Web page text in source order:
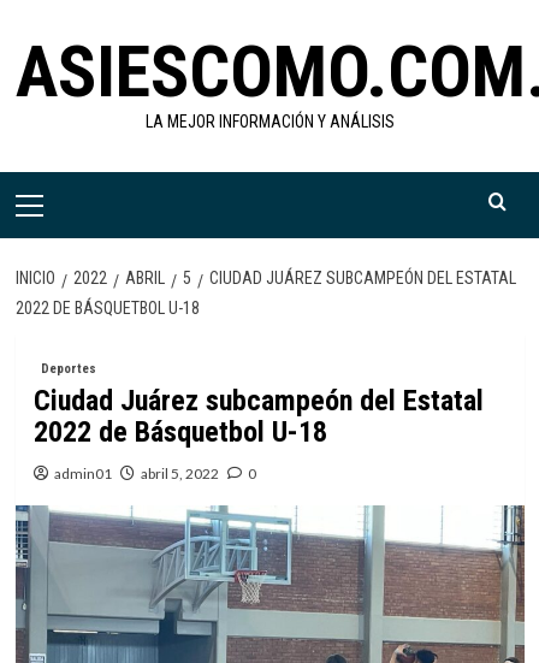
contenido
LA MEJOR INFORMACIÓN Y ANÁLISIS
Menú
INICIO 2022 ABRIL 5
CIUDAD JUÁREZ SUBCAMPEÓN DEL ESTATAL
2022 DE BÁSQUETBOL U-18
Deportes
Ciudad Juárez subcampeón del Estatal
2022 de Básquetbol U-18
admin01 abril 5, 2022 0